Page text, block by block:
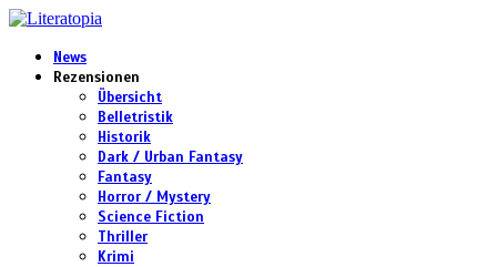
News
Rezensionen
Übersicht
Belletristik
Historik
Dark / Urban Fantasy
Fantasy
Horror / Mystery
Science Fiction
Thriller
Krimi